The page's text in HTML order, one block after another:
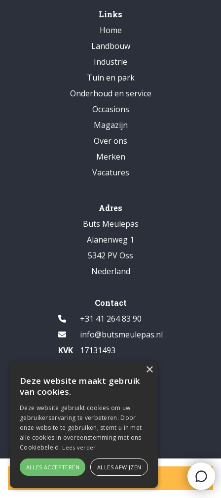
Filters
Links
Home
Landbouw
Industrie
Tuin en park
Onderhoud en service
Occasions
Magazijn
Over ons
Merken
Vacatures
Adres
Buts Meulepas
Alanenweg 1
5342 PV Oss
Nederland
Contact
+31 41 264 83 90
info@butsmeulepas.nl
KVK
17131493
Ma t/m vrij: 7:30 tot 17:30
Zaterdag: 8:00 tot 14:00
Pauze: 12:30 - 13:00
Zondag: gesloten
×
Deze website maakt gebruik
van cookies.
Deze website gebruikt cookies om uw
gebruikerservaring te verbeteren. Door
onze website te gebruiken, stemt u in met
alle cookies in overeenstemming met ons
Cookiebeleid. Lees verder
ALLES ACCEPTEREN ALLES AFWIJZEN